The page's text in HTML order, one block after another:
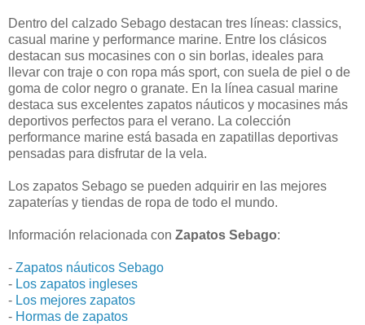
Dentro del calzado Sebago destacan tres líneas: classics,
casual marine y performance marine. Entre los clásicos
destacan sus mocasines con o sin borlas, ideales para
llevar con traje o con ropa más sport, con suela de piel o de
goma de color negro o granate. En la línea casual marine
destaca sus excelentes zapatos náuticos y mocasines más
deportivos perfectos para el verano. La colección
performance marine está basada en zapatillas deportivas
pensadas para disfrutar de la vela.
Los zapatos Sebago se pueden adquirir en las mejores
zapaterías y tiendas de ropa de todo el mundo.
Información relacionada con Zapatos Sebago:
- Zapatos náuticos Sebago
- Los zapatos ingleses
- Los mejores zapatos
- Hormas de zapatos